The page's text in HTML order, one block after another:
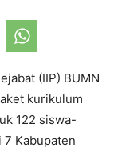
(IIP) BUMN
kurikulum
122 siswa-
7 Kabupaten